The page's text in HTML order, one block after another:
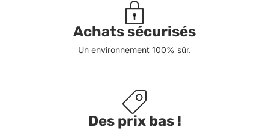
Achats sécurisés
Un environnement 100% sûr.
Des prix bas !